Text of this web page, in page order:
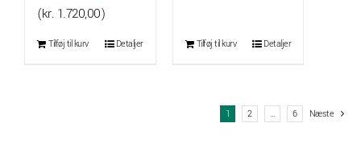
oprindelige
pris
pris
(kr. 1.720,00)
Tilføj til kurv Detaljer Tilføj til kurv Detaljer
1 2 … 6 Næste